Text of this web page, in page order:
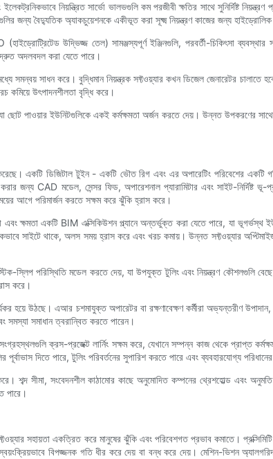
নিয়ন্ত্রিত সার্ভো ভালভগুলি কম পরজীবী ক্ষতির সাথে সুনির্দিষ্ট
জন্য বৈদ্যুতিক অ্যাকচুয়েশনকে একীভূত করা সূক্ষ্ম নিয়ন্ত্রণ কাজের জন্য হাইড্রোলিক
উদ্ভিজ্জ তেল) সামঞ্জস্যপূর্ণ ইঞ্জিনগুলি, পরবর্তী-চিকিৎসা
দ্রুত অদলবদল করা যেতে পারে।
সমন্বয় সাধন করে। বুদ্ধিমান নিয়ন্ত্রক সফ্টওয়্যার কখন ডিজেল জেনারেটর
কমিয়ে উৎপাদনশীলতা বৃদ্ধি করে।
ছোট পাওয়ার ইউনিটগুলিকে একই কর্মক্ষমতা অর্জন করতে দেয়। উন্নত উপকরণের
একটি ডিজিটাল টুইন - একটি ভৌত ​​রিগ এবং এর অপারেটিং পরিবেশের একটি
জন্য CAD মডেল, সেন্সর ফিড, অপারেশনাল প্যারামিটার এবং সাইট-নির্দিষ্ট
আগে পরিমার্জন করতে সক্ষম করে ঝুঁকি হ্রাস করে।
ক্ষমতা একটি BIM এক্সিকিউশন প্ল্যানে অন্তর্ভুক্ত করা যেতে পারে, যা ভূগর্ভস্থ
থাকে, অলস সময় হ্রাস করে এবং খরচ কমায়। উন্নত সফ্টওয়্যার অপ্টিমাইজড
স্টিক-স্লিপ পরিস্থিতি মডেল করতে দেয়, যা উপযুক্ত টুলিং এবং নিয়ন্ত্রণ কৌশলগুলি
করে।
হয়ে উঠছে। এআর চশমাযুক্ত অপারেটর বা রক্ষণাবেক্ষণ কর্মীরা অভ্যন্তরীণ
সমস্যা সমাধান ত্বরান্বিত করতে পারেন।
ক্রস-প্রজেক্ট লার্নিং সক্ষম করে, যেখানে সম্পন্ন কাজ থেকে প্রাপ্ত
দিতে পারে, টুলিং পরিবর্তনের সুপারিশ করতে পারে এবং ব্যবহারযোগ্য পরিধানের
করে। শব্দ সীমা, সংবেদনশীল কাঠামোর কাছে অনুমোদিত কম্পনের থ্রেশহোল্ড এবং
পারে।
সহায়তা একত্রিত করে মানুষের ঝুঁকি এবং পরিবেশগত প্রভাব কমাতে। প্রক্সিমিটি
বিপজ্জনক গতি ধীর করে দেয় বা বন্ধ করে দেয়। মেশিন-ভিশন